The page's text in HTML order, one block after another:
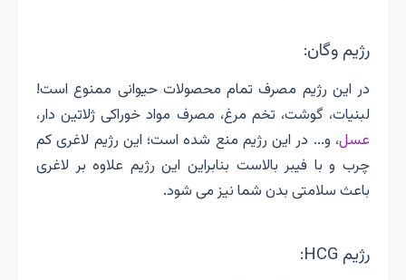
رژیم وگان:
در این رژیم مصرف تمام محصولات حیوانی ممنوع است!
لبنیات، گوشت، تخم مرغ، مصرف مواد خوراکی ژلاتین دار،
عسل، و... در این رژیم منع شده است؛ این رژیم لاغری کم
چرب و با فیبر بالاست بنابراین این رژیم علاوه بر لاغری
باعث سلامتی بدن شما نیز می شود.
رژیم HCG: